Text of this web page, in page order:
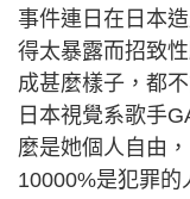
事件連日在日本
得太暴露而招致
成甚麼樣子，都
日本視覺系歌手
麼是她個人自由
10000%是犯罪的